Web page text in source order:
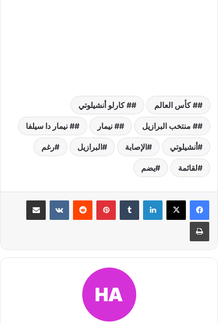
# كأس العالم # كارلو أنشيلوتي
# منتخب البرازيل # نيمار # نيمار دا سيلفا
أنشيلوتي الإصابة البرازيل رغم
لقائمة يضم
لينكدإن بينتيريست مشاركة عبر البريد
طباعة